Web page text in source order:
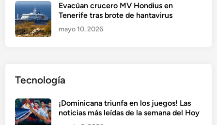
Evacúan crucero MV Hondius en
Tenerife tras brote de hantavirus
mayo 10, 2026
Tecnología
¡Dominicana triunfa en los juegos! Las
noticias más leídas de la semana del Hoy